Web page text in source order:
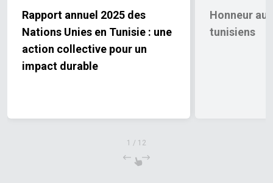
Rapport annuel 2025 des
Nations Unies en Tunisie : une
action collective pour un
impact durable
Honneur
tunisiens
1 / 12